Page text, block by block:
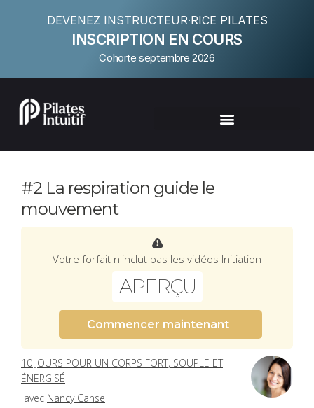
DEVENEZ INSTRUCTEUR·RICE PILATES
INSCRIPTION EN COURS
Cohorte septembre 2026
#2 La respiration guide le
mouvement
Votre forfait n'inclut pas les vidéos Initiation
APERÇU
Commencer maintenant
10 JOURS POUR UN CORPS FORT, SOUPLE ET
ÉNERGISÉ
avec Nancy Canse